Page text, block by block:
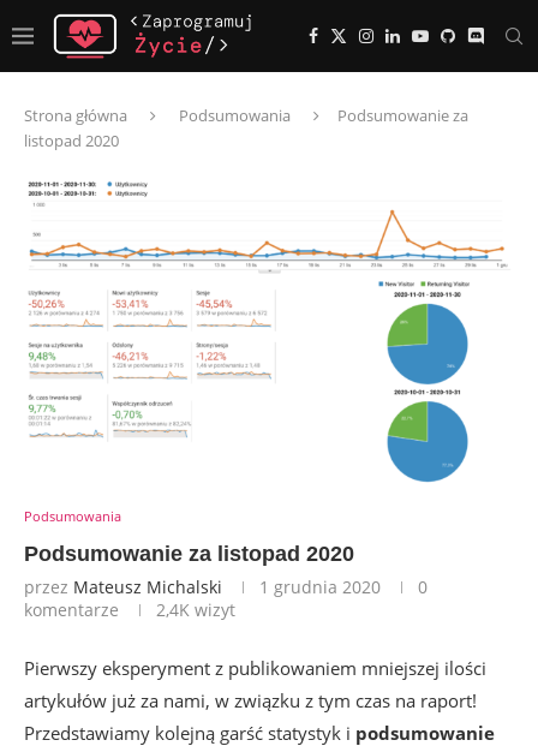
Strona główna Podsumowania
Podsumowanie za
listopad 2020
Podsumowania
Podsumowanie za listopad 2020
przez Mateusz Michalski 1 grudnia 2020
0
komentarze
2,4K wizyt
Pierwszy eksperyment z publikowaniem mniejszej ilości
artykułów już za nami, w związku z tym czas na raport!
Przedstawiamy kolejną garść statystyk i podsumowanie